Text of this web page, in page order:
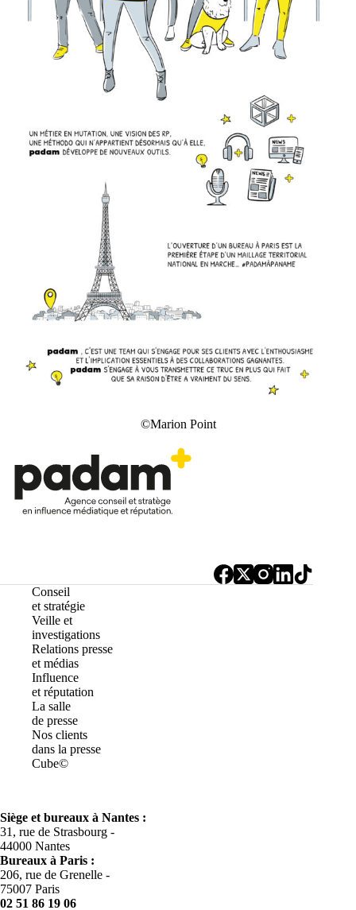
©Marion Point
Conseil
et stratégie
Veille et
investigations
Relations presse
et médias
Influence
et réputation
La salle
de presse
Nos clients
dans la presse
Cube©
Siège et bureaux à Nantes :
31, rue de Strasbourg -
44000 Nantes
Bureaux à Paris :
206, rue de Grenelle -
75007 Paris
02 51 86 19 06